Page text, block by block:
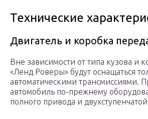
Технические
Двигатель и коробка
Вне зависимости от типа кузова и
«Ленд Роверы» будут оснащаться
автоматическими трансмиссиями.
автомобиль по-прежнему
полного привода и